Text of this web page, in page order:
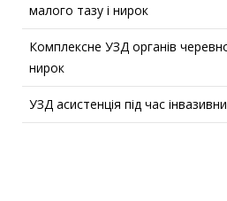
малого тазу і нирок
Комплексне УЗД органів
нирок
УЗД асистенція під час